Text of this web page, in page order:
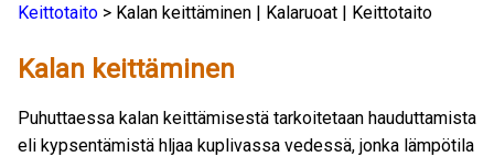
Keittotaito > Kalan keittäminen | Kalaruoat | Keittotaito
Kalan keittäminen
Puhuttaessa kalan keittämisestä tarkoitetaan hauduttamista
eli kypsentämistä hljaa kuplivassa vedessä, jonka lämpötila